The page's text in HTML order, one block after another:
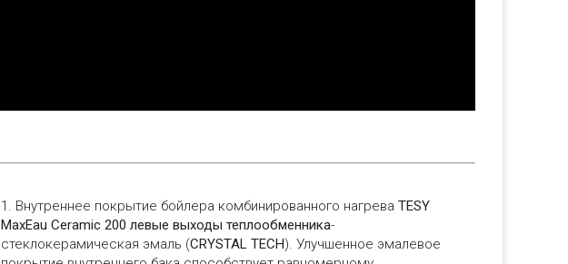
1. Внутреннее покрытие бойлера комбинированного нагреваTESY
MaxEau Ceramic 200 левые выходы теплообменника-
стеклокерамическая эмаль (CRYSTAL TECH). Улучшенное эмалевое